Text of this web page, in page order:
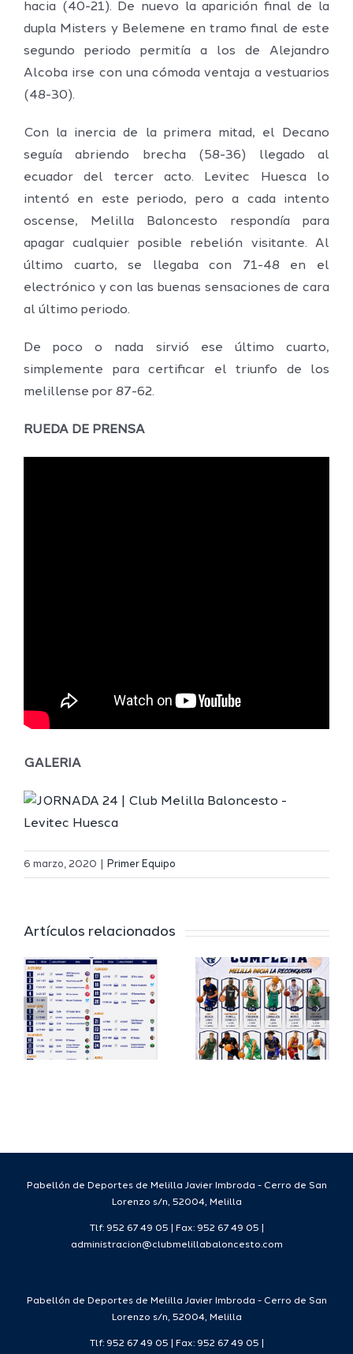
hacia (40-21). De nuevo la aparición final de la
dupla Misters y Belemene en tramo final de este
segundo periodo permitía a los de Alejandro
Alcoba irse con una cómoda ventaja a vestuarios
(48-30).
Con la inercia de la primera mitad, el Decano
seguía abriendo brecha (58-36) llegado al
ecuador del tercer acto. Levitec Huesca lo
intentó en este periodo, pero a cada intento
oscense, Melilla Baloncesto respondía para
apagar cualquier posible rebelión visitante. Al
último cuarto, se llegaba con 71-48 en el
electrónico y con las buenas sensaciones de cara
al último periodo.
De poco o nada sirvió ese último cuarto,
simplemente para certificar el triunfo de los
melillense por 87-62.
RUEDA DE PRENSA
GALERIA
6 marzo, 2020 Primer Equipo
Artículos relacionados
El Melilla
del
Deporte
completa
su
proyecto
FEB y la
Copa
España
FEB para
2026/27
Pabellón de Deportes de Melilla Javier Imbroda - Cerro de San
Lorenzo s/n, 52004, Melilla
Tlf: 952 67 49 05 | Fax: 952 67 49 05 |
administracion@clubmelillabaloncesto.com
Pabellón de Deportes de Melilla Javier Imbroda - Cerro de San
Lorenzo s/n, 52004, Melilla
Tlf: 952 67 49 05 | Fax: 952 67 49 05 |